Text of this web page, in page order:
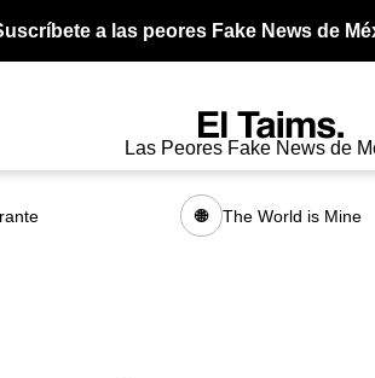
a las peores Fake News de
Las Peores Fake News de
🌐 The World is Mine